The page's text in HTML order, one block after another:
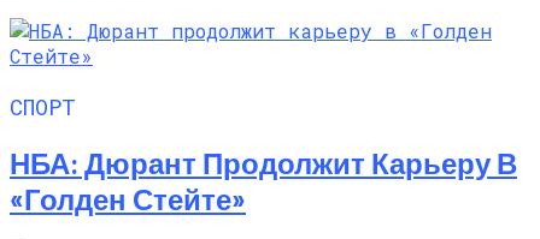
СПОРТ
НБА: Дюрант Продолжит Карьеру В
«Голден Стейте»